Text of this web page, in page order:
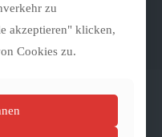
|+43-6991-7860303
zu
akzeptieren" klicken,
Cookies zu.